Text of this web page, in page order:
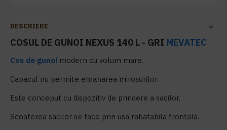
DESCRIERE
COSUL DE GUNOI NEXUS 140 L - GRI MEVATEC
Cos de gunoi modern cu volum mare.
Capacul nu permite emanarea mirosurilor.
Este conceput cu dispozitiv de prindere a sacilor.
Scoaterea sacilor se face prin usa rabatabila frontala.